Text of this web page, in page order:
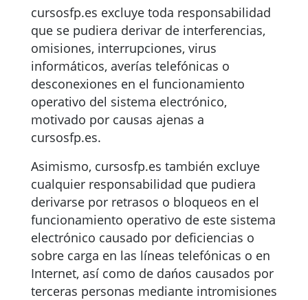
cursosfp.es excluye toda responsabilidad
que se pudiera derivar de interferencias,
omisiones, interrupciones, virus
informáticos, averías telefónicas o
desconexiones en el funcionamiento
operativo del sistema electrónico,
motivado por causas ajenas a
cursosfp.es.
Asimismo, cursosfp.es también excluye
cualquier responsabilidad que pudiera
derivarse por retrasos o bloqueos en el
funcionamiento operativo de este sistema
electrónico causado por deficiencias o
sobre carga en las líneas telefónicas o en
Internet, así como de dańos causados por
terceras personas mediante intromisiones